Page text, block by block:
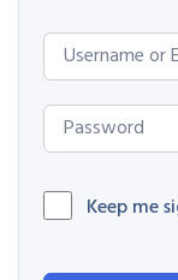
Keep me